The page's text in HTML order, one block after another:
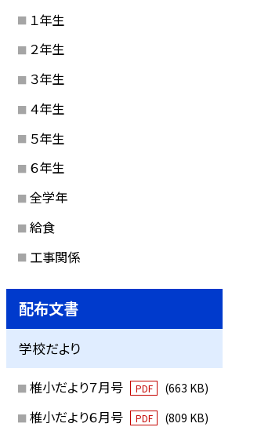
１年生
２年生
３年生
４年生
５年生
６年生
全学年
給食
工事関係
配布文書
学校だより
椎小だより７月号 PDF (663 KB)
椎小だより６月号 PDF (809 KB)